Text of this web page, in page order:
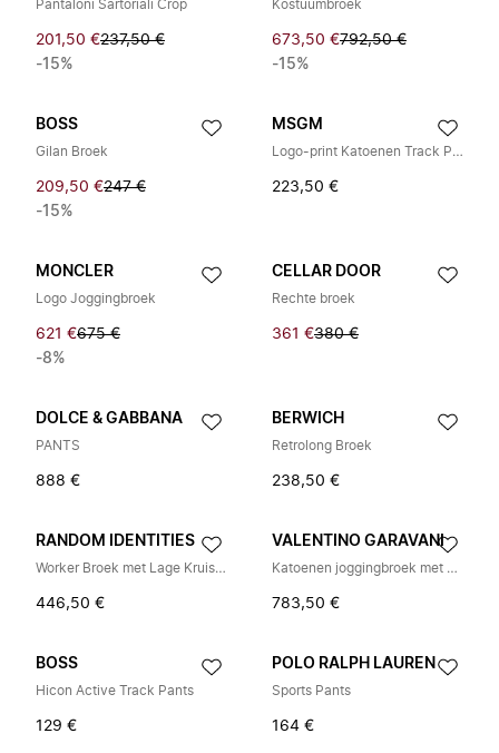
Pantaloni Sartoriali Crop
201,50 €237,50 €
-15%
Kostuumbroek
673,50 €792,50 €
-15%
BOSS
Gilan Broek
209,50 €247 €
-15%
MSGM
Logo-print Katoenen Track Pants
223,50 €
MONCLER
Logo Joggingbroek
621 €675 €
-8%
CELLAR DOOR
Rechte broek
361 €380 €
DOLCE & GABBANA
PANTS
888 €
BERWICH
Retrolong Broek
238,50 €
RANDOM IDENTITIES
Worker Broek met Lage Kruisnaad
446,50 €
VALENTINO GARAVANI
Katoenen joggingbroek met VGold
783,50 €
BOSS
Hicon Active Track Pants
129 €
POLO RALPH LAUREN
Sports Pants
164 €